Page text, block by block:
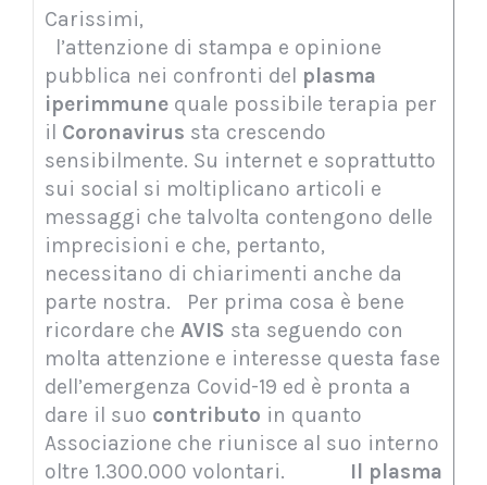
Carissimi,
l’attenzione di stampa e opinione
pubblica nei confronti del plasma
iperimmune quale possibile terapia per
il Coronavirus sta crescendo
sensibilmente. Su internet e soprattutto
sui social si moltiplicano articoli e
messaggi che talvolta contengono delle
imprecisioni e che, pertanto,
necessitano di chiarimenti anche da
parte nostra. Per prima cosa è bene
ricordare che AVIS sta seguendo con
molta attenzione e interesse questa fase
dell’emergenza Covid-19 ed è pronta a
dare il suo contributo in quanto
Associazione che riunisce al suo interno
oltre 1.300.000 volontari. Il plasma